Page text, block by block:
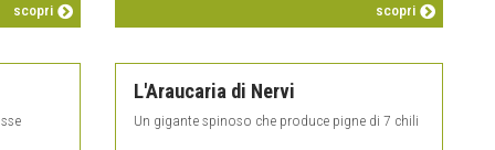
scopri scopri
L'Araucaria di Nervi
Un gigante spinoso che produce pigne di 7 chili